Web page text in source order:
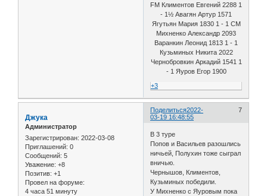
FM Климентов Евгений 2288 1
- 1½ Авагян Артур 1571
Ягутьян Мария 1830 1 - 1 CM
Михненко Александр 2093
Варанкин Леонид 1813 1 - 1
Кузьминых Никита 2022
Чернобровкин Аркадий 1541 1
- 1 Яуров Егор 1900
+3
Поделиться 7
2022-
03-19 16:48:55
Джука
Администратор
Зарегистрирован: 2022-03-08
Приглашений: 0
Сообщений: 5
Уважение: +8
Позитив: +1
Провел на форуме:
4 часа 51 минуту
В 3 туре
Попов и Васильев разошлись
ничьей, Полухин тоже сыграл
вничью.
Чернышов, Климентов,
Кузьминых победили.
У Михненко с Яуровым пока